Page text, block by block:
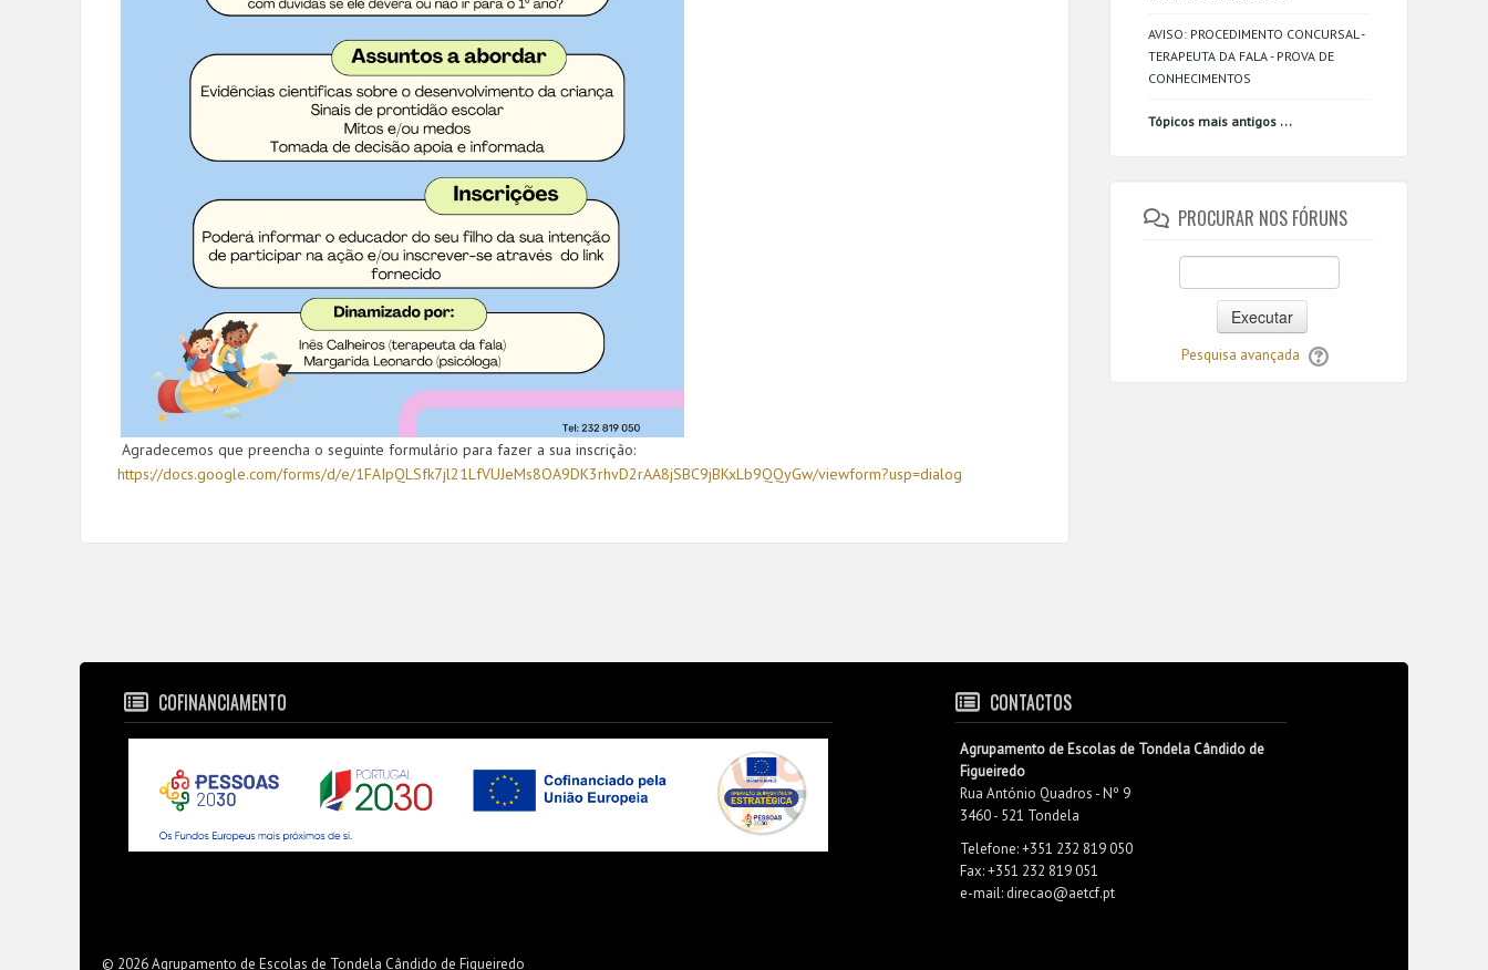
Agradecemos que preencha o seguinte formulário para fazer a sua inscrição:
https://docs.google.com/forms/d/e/1FAIpQLSfk7jl21LfVUJeMs8OA9DK3rhvD2rAA8jSBC9jBKxLb9QQyGw/viewform?usp=dialog
AVISO: PROCEDIMENTO CONCURSAL -
TERAPEUTA DA FALA - PROVA DE
CONHECIMENTOS
Tópicos mais antigos ...
PROCURAR NOS FÓRUNS
Executar
Pesquisa avançada
COFINANCIAMENTO CONTACTOS
Agrupamento de Escolas de Tondela Cândido de
Figueiredo
Rua António Quadros - Nº 9
3460 - 521 Tondela
Telefone: +351 232 819 050
Fax: +351 232 819 051
e-mail: direcao@aetcf.pt
© 2026 Agrupamento de Escolas de Tondela Cândido de Figueiredo